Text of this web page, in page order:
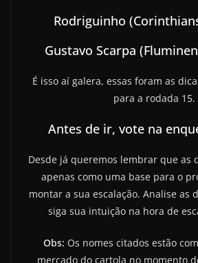
Rodriguinho
Gustavo Scarpa
É isso aí galera, essas foram as
para a rodada 15.
Antes de ir, vote na
Desde já queremos lembrar que as
apenas como uma base para o
montar a sua escalação. Analise as
siga sua intuição na hora de
Obs: Os nomes citados estão
mercado do cartola no momento